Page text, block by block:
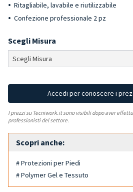
Ritagliabile, lavabile e riutilizzabile
Confezione professionale 2 pz
Scegli Misura
Accedi per conoscere i
I prezzi su Tecniwork.it sono visibili dopo aver
professionisti del settore.
Scopri anche:
# Protezioni per Piedi
# Polymer Gel e Tessuto